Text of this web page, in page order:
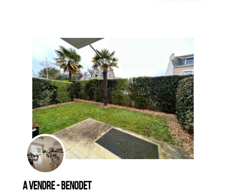
A vendre - BENODET